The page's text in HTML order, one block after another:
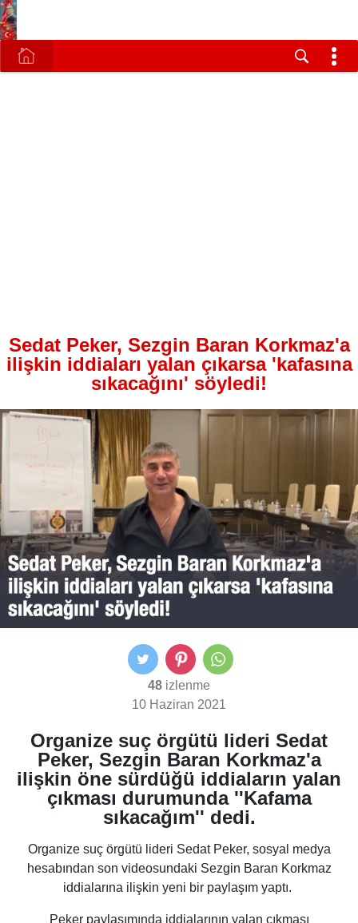
Sedat Peker, Sezgin Baran Korkmaz'a
ilişkin iddiaları yalan çıkarsa 'kafasına
sıkacağını' söyledi!
48 izlenme
10 Haziran 2021
Organize suç örgütü lideri Sedat
Peker, Sezgin Baran Korkmaz'a
ilişkin öne sürdüğü iddiaların yalan
çıkması durumunda ''Kafama
sıkacağım'' dedi.
Organize suç örgütü lideri Sedat Peker, sosyal medya
hesabından son videosundaki Sezgin Baran Korkmaz
iddialarına ilişkin yeni bir paylaşım yaptı.
Peker paylaşımında iddialarının yalan çıkması